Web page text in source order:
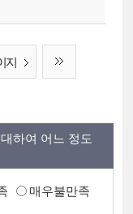
지
하여 어느 정도
매우불만족